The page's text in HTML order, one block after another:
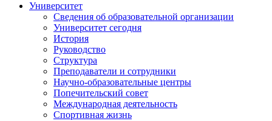
Университет
Сведения об образовательной организации
Университет сегодня
История
Руководство
Структура
Преподаватели и сотрудники
Научно-образовательные центры
Попечительский совет
Международная деятельность
Спортивная жизнь